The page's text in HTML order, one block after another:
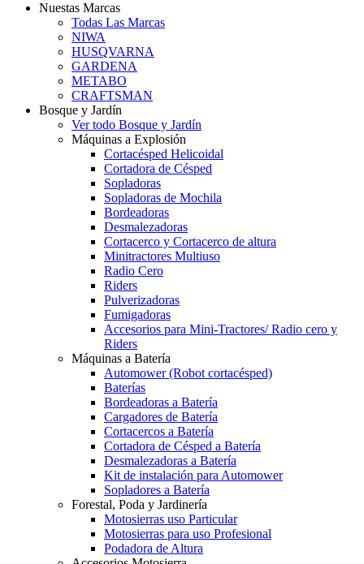
Nuestas Marcas
Todas Las Marcas
NIWA
HUSQVARNA
GARDENA
METABO
CRAFTSMAN
Bosque y Jardín
Ver todo Bosque y Jardín
Máquinas a Explosión
Cortacésped Helicoidal
Cortadora de Césped
Sopladoras
Sopladoras de Mochila
Bordeadoras
Desmalezadoras
Cortacerco y Cortacerco de altura
Minitractores Multiuso
Radio Cero
Riders
Pulverizadoras
Fumigadoras
Accesorios para Mini-Tractores/ Radio cero y
Riders
Máquinas a Batería
Automower (Robot cortacésped)
Baterías
Bordeadoras a Batería
Cargadores de Batería
Cortacercos a Batería
Cortadora de Césped a Batería
Desmalezadoras a Batería
Kit de instalación para Automower
Sopladores a Batería
Forestal, Poda y Jardinería
Motosierras uso Particular
Motosierras para uso Profesional
Podadora de Altura